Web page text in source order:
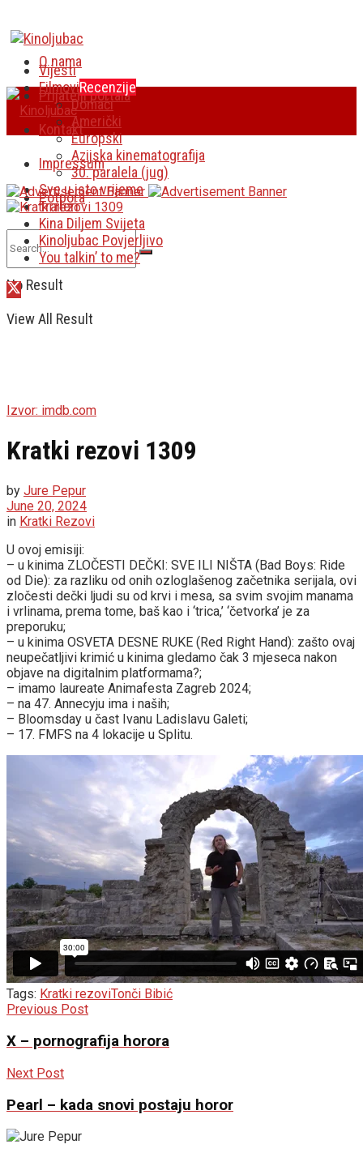
O nama
Prijatelji portala
Kontakt
Impressum
Potpora
No Result
View All Result
Vijesti
FilmoviRecenzije
Domaći
Američki
Europski
Azijska kinematografija
30. paralela (jug)
Sve u isto vrijeme
Traileri
Kina Diljem Svijeta
Kinoljubac Povjerljivo
You talkin’ to me?
Izvor: imdb.com
Kratki rezovi 1309
by Jure Pepur
June 20, 2024
in Kratki Rezovi
U ovoj emisiji:
– u kinima ZLOČESTI DEČKI: SVE ILI NIŠTA (Bad Boys: Ride
od Die): za razliku od onih ozloglašenog začetnika serijala, ovi
zločesti dečki ljudi su od krvi i mesa, sa svim svojim manama
i vrlinama, prema tome, baš kao i ‘trica,’ ‘četvorka’ je za
preporuku;
– u kinima OSVETA DESNE RUKE (Red Right Hand): zašto ovaj
neupečatljivi krimić u kinima gledamo čak 3 mjeseca nakon
objave na digitalnim platformama?;
– imamo laureate Animafesta Zagreb 2024;
– na 47. Annecyju ima i naših;
– Bloomsday u čast Ivanu Ladislavu Galeti;
– 17. FMFS na 4 lokacije u Splitu.
Tags: Kratki rezoviTonči Bibić
Previous Post
X – pornografija horora
Next Post
Pearl – kada snovi postaju horor